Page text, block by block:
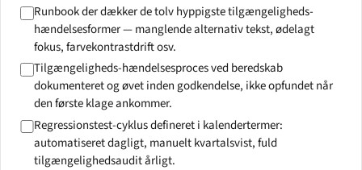
Runbook der dækker de tolv hyppigste tilgængeligheds-
hændelsesformer — manglende alternativ tekst, ødelagt
fokus, farvekontrastdrift osv.
Tilgængeligheds-hændelsesproces ved beredskab
dokumenteret og øvet inden godkendelse, ikke opfundet når
den første klage ankommer.
Regressionstest-cyklus defineret i kalendertermer:
automatiseret dagligt, manuelt kvartalsvist, fuld
tilgængelighedsaudit årligt.